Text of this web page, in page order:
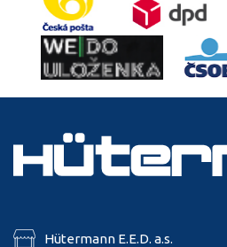
Hütermann E.E.D. a.s.